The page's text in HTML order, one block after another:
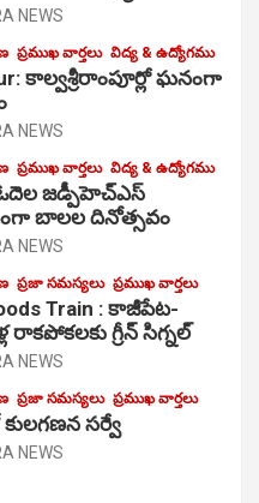
NEWS
ప్రముఖ వార్తలు విద్య & ఉద్యోగము
కాల్వశ్రీరాంపూర్లో ఘనంగా
NEWS
ప్రముఖ వార్తలు విద్య & ఉద్యోగము
ఓదెల జ‌డ్పీహెచ్ఎస్
బాలల దినోత్సవం
NEWS
ప్రజా సమస్యలు ప్రముఖ వార్తలు
Train : కాజీపేట-
రాకపోకలకు గ్రీన్ సిగ్నల్
NEWS
ప్రజా సమస్యలు ప్రముఖ వార్తలు
సర్వే
NEWS